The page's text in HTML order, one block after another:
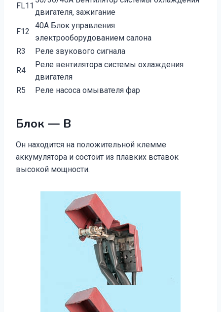
FL11
двигателя, зажигание
F12
40A Блок управления
электрооборудованием салона
R3
Реле звукового сигнала
R4
Реле вентилятора системы охлаждения
двигателя
R5
Реле насоса омывателя фар
Блок — В
Он находится на положительной клемме
аккумулятора и состоит из плавких вставок
высокой мощности.